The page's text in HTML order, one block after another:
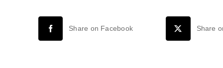
120CM
18W
2000LM90-
Share on Facebook Share